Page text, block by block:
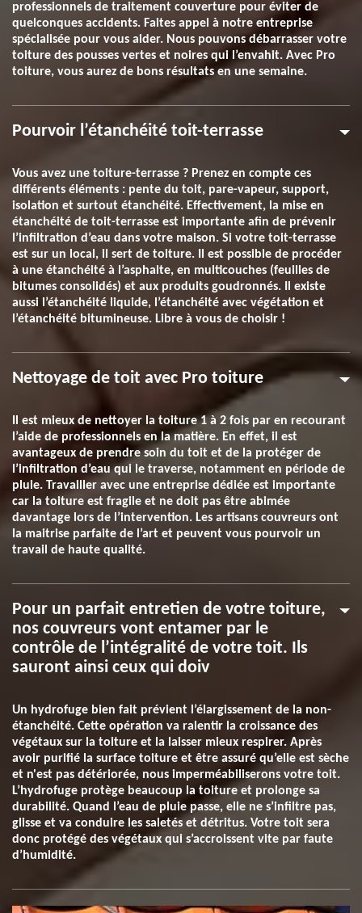
professionnels de traitement couverture pour éviter de
quelconques accidents. Faites appel à notre entreprise
spécialisée pour vous aider. Nous pouvons débarrasser votre
toiture des pousses vertes et noires qui l’envahit. Avec Pro
toiture, vous aurez de bons résultats en une semaine.
Pourvoir l’étanchéité toit-terrasse
Vous avez une toiture-terrasse ? Prenez en compte ces
différents éléments : pente du toit, pare-vapeur, support,
isolation et surtout étanchéité. Effectivement, la mise en
étanchéité de toit-terrasse est importante afin de prévenir
l’infiltration d’eau dans votre maison. Si votre toit-terrasse
est sur un local, il sert de toiture. Il est possible de procéder
à une étanchéité à l’asphalte, en multicouches (feuilles de
bitumes consolidés) et aux produits goudronnés. Il existe
aussi l’étanchéité liquide, l’étanchéité avec végétation et
l’étanchéité bitumineuse. Libre à vous de choisir !
Nettoyage de toit avec Pro toiture
Il est mieux de nettoyer la toiture 1 à 2 fois par en recourant
l’aide de professionnels en la matière. En effet, il est
avantageux de prendre soin du toit et de la protéger de
l’infiltration d’eau qui le traverse, notamment en période de
pluie. Travailler avec une entreprise dédiée est importante
car la toiture est fragile et ne doit pas être abimée
davantage lors de l’intervention. Les artisans couvreurs ont
la maitrise parfaite de l’art et peuvent vous pourvoir un
travail de haute qualité.
Pour un parfait entretien de votre toiture,
nos couvreurs vont entamer par le
contrôle de l’intégralité de votre toit. Ils
sauront ainsi ceux qui doiv
Un hydrofuge bien fait prévient l’élargissement de la non-
étanchéité. Cette opération va ralentir la croissance des
végétaux sur la toiture et la laisser mieux respirer. Après
avoir purifié la surface toiture et être assuré qu’elle est sèche
et n'est pas détériorée, nous imperméabiliserons votre toit.
L’hydrofuge protège beaucoup la toiture et prolonge sa
durabilité. Quand l’eau de pluie passe, elle ne s’infiltre pas,
glisse et va conduire les saletés et détritus. Votre toit sera
donc protégé des végétaux qui s’accroissent vite par faute
d’humidité.